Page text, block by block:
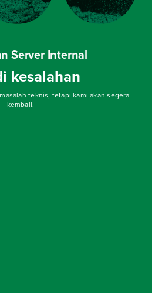
Server Internal
kesalahan
teknis, tetapi kami akan segera
kembali.